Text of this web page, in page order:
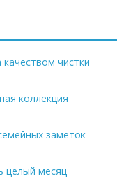
чистки
коллекция
заметок
целый месяц